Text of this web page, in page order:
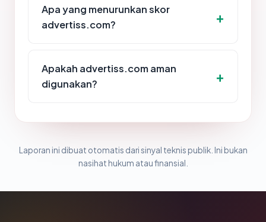
Apa yang menurunkan skor
advertiss.com?
Apakah advertiss.com aman
digunakan?
Laporan ini dibuat otomatis dari sinyal teknis publik. Ini bukan
nasihat hukum atau finansial.